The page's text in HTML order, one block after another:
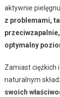
aktywnie
z problemami,
optymalny
Zamiast ciężkich
naturalnym
swoich